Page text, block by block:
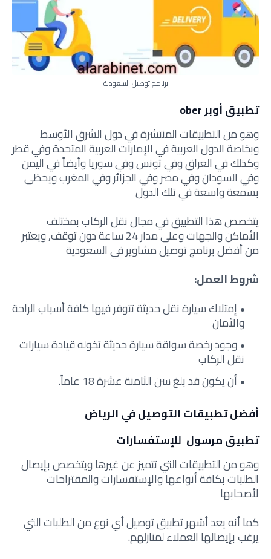
برنامج توصيل السعودية
تطبيق أوبر ober
وهو من التطبيقات المنتشرة في دول الشرق الأوسط
وبخاصة الدول العربية في الإمارات العربية المتحدة وفي قطر
وكذلك في العراق وفي تونس وفي سوريا وأيضاً في اليمن
وفي السودان وفي مصر وفي الجزائر وفي المغرب ويحظى
بسمعة واسعة في تلك الدول
يتخصص هذا التطبيق في مجال نقل الركاب بمختلف
الأماكن والجهات وعلى مدار 24 ساعة دون توقف, ويعتبر
من أفضل برنامج توصيل مشاوير في السعودية
شروط العمل:
إمتلاك سيارة نقل حديثة تتوفر فيها كافة أسباب الراحة
والأمان
وجود رخصة سواقة سيارة حديثة تخوله قيادة سيارات
نقل الركاب
أن يكون قد بلغ سن الثامنة عشرة 18 عاماً.
أفضل تطبيقات التوصيل في الرياض
تطبيق مرسول للإستفسارات
وهو من التطبيقات التي تتميز عن غيرها ويتخصص بإيصال
الطلبات بكافة أنواعها والإستفسارات والمقتراحات
لأصحابها
كما أنه يعد أشهر تطبيق توصيل أي نوع من الطلبات التي
يرغب بإيصالها العملاء لمنازلهم.